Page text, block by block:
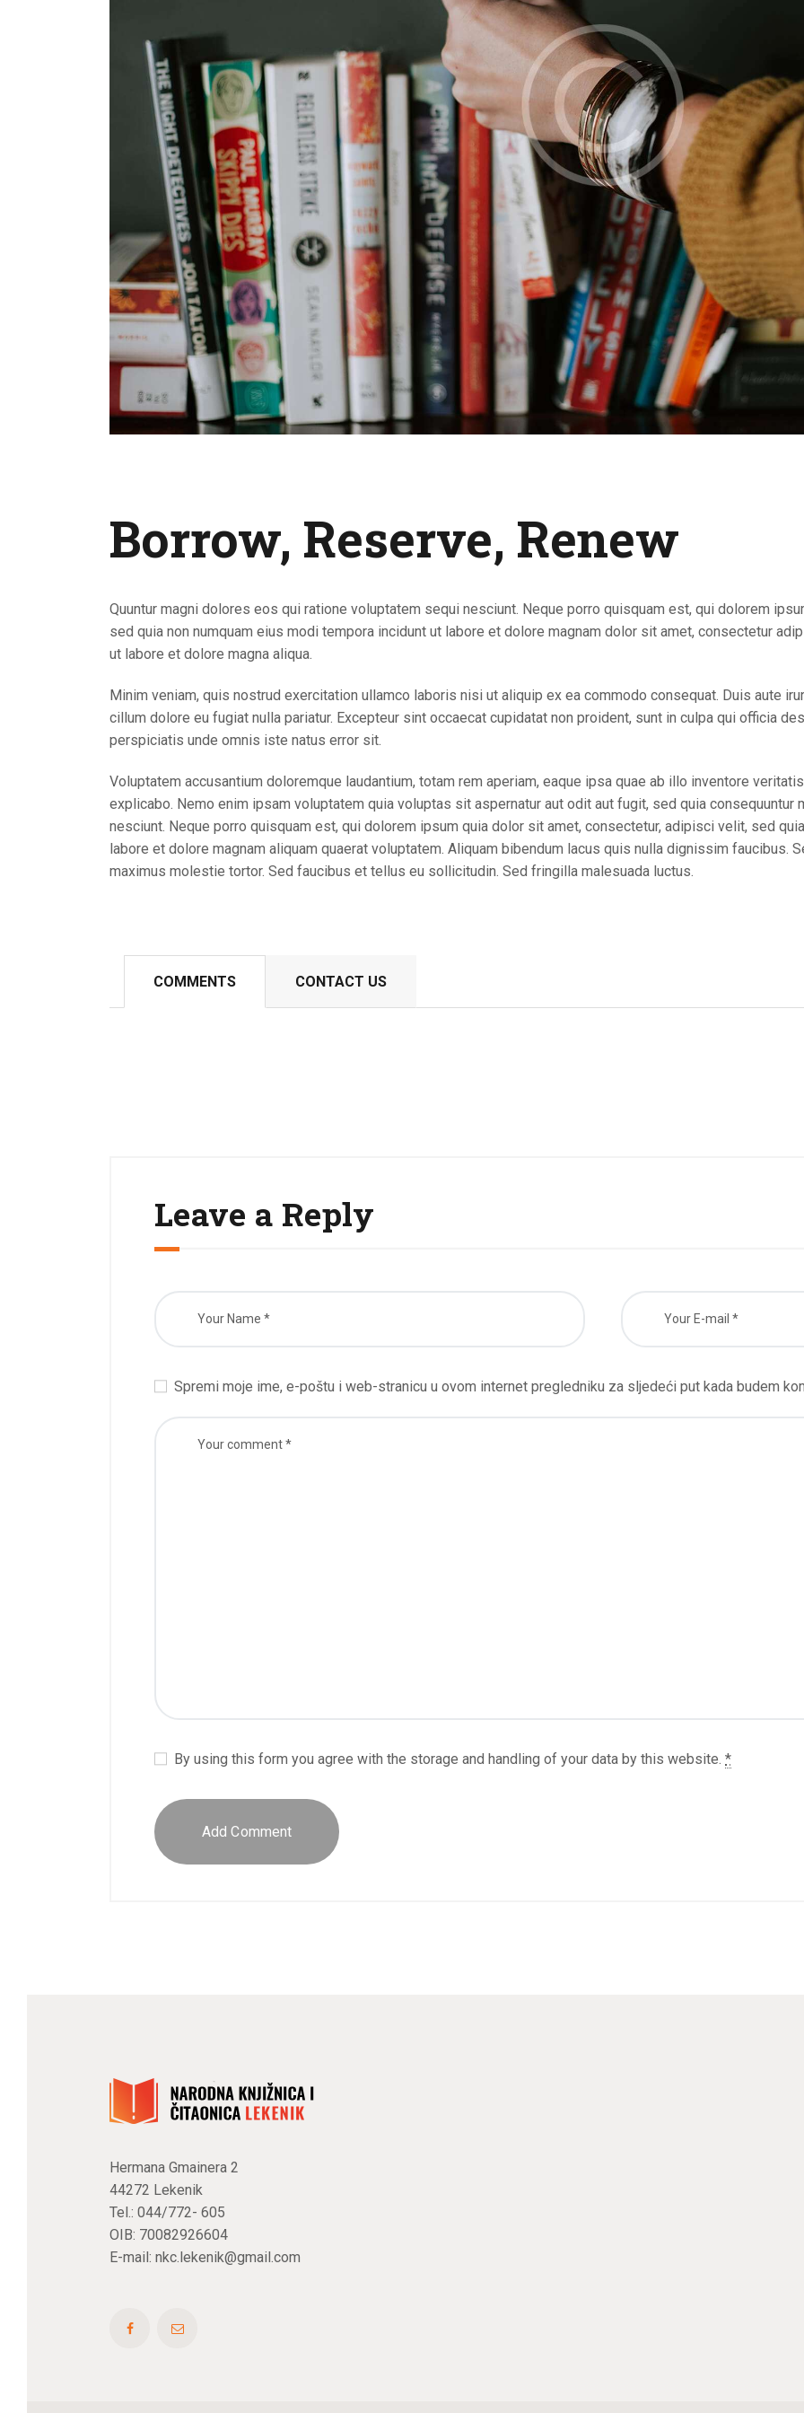
Borrow, Reserve, Renew
Quuntur magni dolores eos qui ratione voluptatem sequi nesciunt. Neque porro quisquam est, qui dolorem
sed quia non numquam eius modi tempora incidunt ut labore et dolore magnam dolor sit amet, consectetur
ut labore et dolore magna aliqua.
Minim veniam, quis nostrud exercitation ullamco laboris nisi ut aliquip ex ea commodo consequat. Duis aute
cillum dolore eu fugiat nulla pariatur. Excepteur sint occaecat cupidatat non proident, sunt in culpa qui officia
perspiciatis unde omnis iste natus error sit.
Voluptatem accusantium doloremque laudantium, totam rem aperiam, eaque ipsa quae ab illo inventore
explicabo. Nemo enim ipsam voluptatem quia voluptas sit aspernatur aut odit aut fugit, sed quia
nesciunt. Neque porro quisquam est, qui dolorem ipsum quia dolor sit amet, consectetur, adipisci velit, sed
labore et dolore magnam aliquam quaerat voluptatem. Aliquam bibendum lacus quis nulla dignissim faucibus.
maximus molestie tortor. Sed faucibus et tellus eu sollicitudin. Sed fringilla malesuada luctus.
COMMENTS CONTACT US
Leave a Reply
Spremi moje ime, e-poštu i web-stranicu u ovom internet pregledniku za sljedeći put kada budem
By using this form you agree with the storage and handling of your data by this website.*
Hermana Gmainera 2
44272 Lekenik
Tel.: 044/772- 605
OIB: 70082926604
E-mail: nkc.lekenik@gmail.com